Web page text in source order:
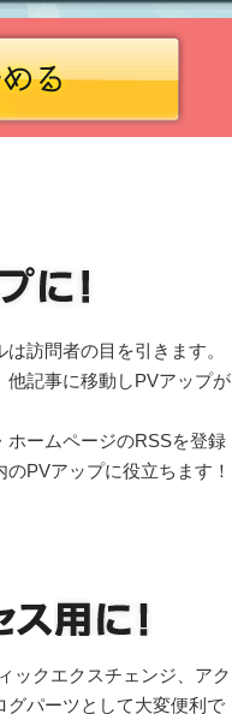
訪問者の目を引きます。
記事に移動しPVアップが
ホームページのRSSを登録
PVアップに役立ちます！
ックエクスチェンジ、アク
グパーツとして大変便利で